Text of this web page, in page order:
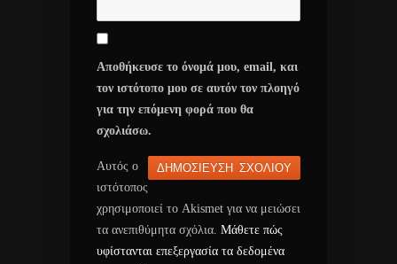
Αποθήκευσε το όνομά μου, email, και
τον ιστότοπο μου σε αυτόν τον πλοηγό
για την επόμενη φορά που θα
σχολιάσω.
Αυτός ο
ιστότοπος
χρησιμοποιεί το Akismet για να μειώσει
τα ανεπιθύμητα σχόλια. Μάθετε πώς
υφίστανται επεξεργασία τα δεδομένα